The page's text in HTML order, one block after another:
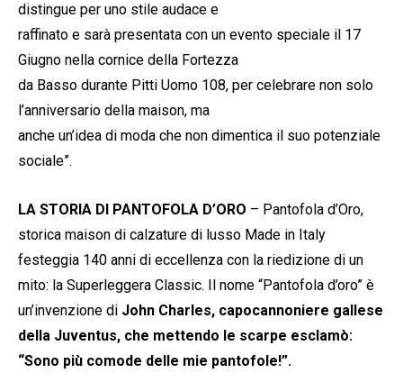
distingue per uno stile audace e
raffinato e sarà presentata con un evento speciale il 17
Giugno nella cornice della Fortezza
da Basso durante Pitti Uomo 108, per celebrare non solo
l’anniversario della maison, ma
anche un’idea di moda che non dimentica il suo potenziale
sociale”.
LA STORIA DI PANTOFOLA D’ORO – Pantofola d’Oro,
storica maison di calzature di lusso Made in Italy
festeggia 140 anni di eccellenza con la riedizione di un
mito: la Superleggera Classic. Il nome “Pantofola d’oro” è
un’invenzione di John Charles, capocannoniere gallese
della Juventus, che mettendo le scarpe esclamò:
“Sono più comode delle mie pantofole!”.